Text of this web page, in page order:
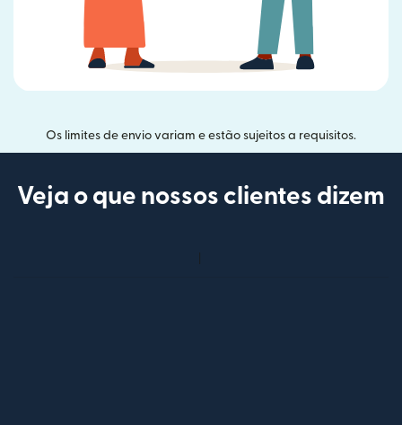
Os limites de envio variam e estão sujeitos a requisitos.
Veja o que nossos clientes dizem